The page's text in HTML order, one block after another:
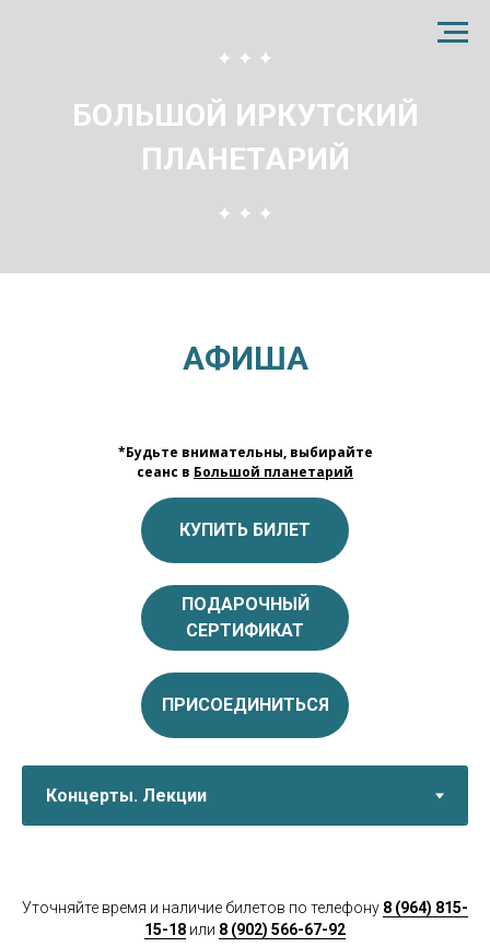
БОЛЬШОЙ ИРКУТСКИЙ
ПЛАНЕТАРИЙ
АФИША
КУПИТЬ БИЛЕТ
ПОДАРОЧНЫЙ
СЕРТИФИКАТ
ПРИСОЕДИНИТЬСЯ
*Будьте внимательны, выбирайте
сеанс в Большой планетарий
Уточняйте время и наличие билетов по телефону 8 (964) 815-
15-18 или 8 (902) 566-67-92